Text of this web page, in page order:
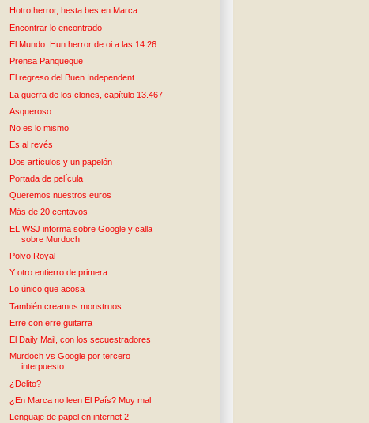
Hotro herror, hesta bes en Marca
Encontrar lo encontrado
El Mundo: Hun herror de oi a las 14:26
Prensa Panqueque
El regreso del Buen Independent
La guerra de los clones, capítulo 13.467
Asqueroso
No es lo mismo
Es al revés
Dos artículos y un papelón
Portada de película
Queremos nuestros euros
Más de 20 centavos
EL WSJ informa sobre Google y calla
sobre Murdoch
Polvo Royal
Y otro entierro de primera
Lo único que acosa
También creamos monstruos
Erre con erre guitarra
El Daily Mail, con los secuestradores
Murdoch vs Google por tercero
interpuesto
¿Delito?
¿En Marca no leen El País? Muy mal
Lenguaje de papel en internet 2